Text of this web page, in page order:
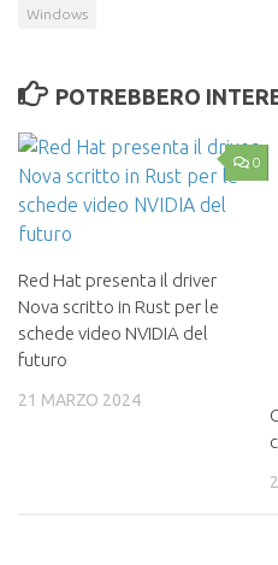
Windows
POTREBBERO
0
Red Hat presenta il driver
Nova scritto in Rust per le
schede video NVIDIA del
futuro
21 MARZO 2024